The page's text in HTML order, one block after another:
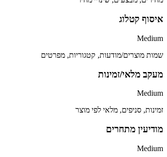
איסוף קטלוג
Medium
שמות מוצרים/מודעות, קטגוריות, מפרטים
מעקב מלאי/זמינות
Medium
זמינות, סניפים, מלאי לפי מוצר
מודיעין מתחרים
Medium